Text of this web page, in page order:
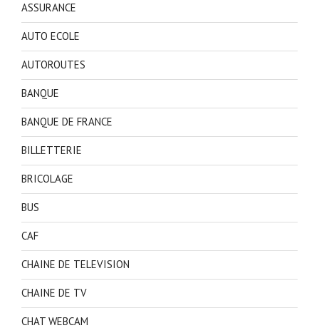
ASSURANCE
AUTO ECOLE
AUTOROUTES
BANQUE
BANQUE DE FRANCE
BILLETTERIE
BRICOLAGE
BUS
CAF
CHAINE DE TELEVISION
CHAINE DE TV
CHAT WEBCAM